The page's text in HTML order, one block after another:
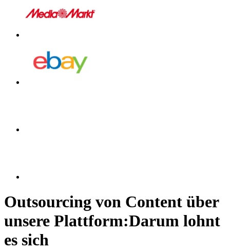
Outsourcing von Content über
unsere Plattform:Darum lohnt
es sich